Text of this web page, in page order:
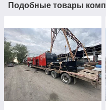
Подобные товары